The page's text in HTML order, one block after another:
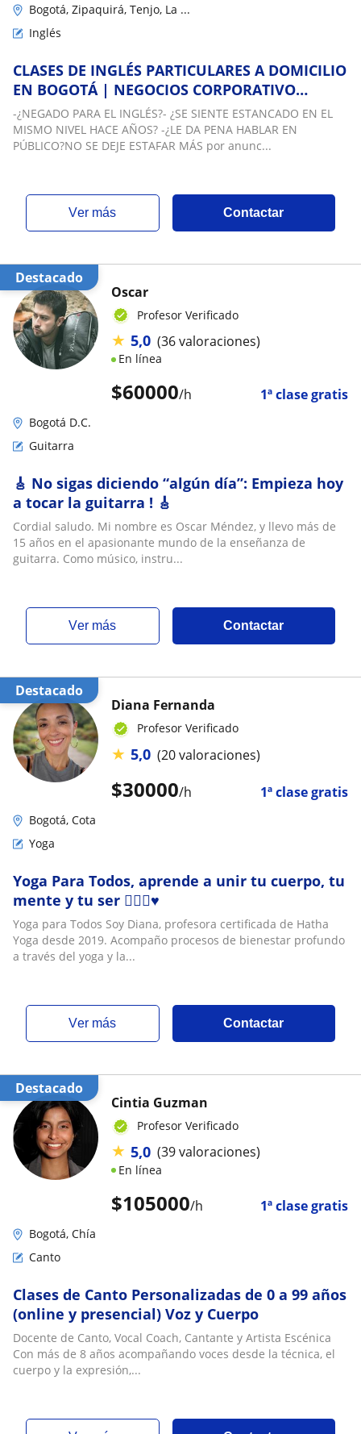
Bogotá, Zipaquirá, Tenjo, La ...
Inglés
CLASES DE INGLÉS PARTICULARES A DOMICILIO
EN BOGOTÁ | NEGOCIOS CORPORATIVO
INGENIERÍA Y SOFTWARE
-¿NEGADO PARA EL INGLÉS?- ¿SE SIENTE ESTANCADO EN EL
MISMO NIVEL HACE AÑOS? -¿LE DA PENA HABLAR EN
PÚBLICO?NO SE DEJE ESTAFAR MÁS por anunc...
ver más Contactar
Destacado
$60000/h 1ª clase gratis
Oscar
Profesor Verificado
★ 5,0 (36 valoraciones)
En línea
Bogotá D.C.
Guitarra
🎸 No sigas diciendo “algún día”: Empieza hoy
a tocar la guitarra ! 🎸
Cordial saludo. Mi nombre es Oscar Méndez, y llevo más de
15 años en el apasionante mundo de la enseñanza de
guitarra. Como músico, instru...
ver más Contactar
Destacado
$30000/h 1ª clase gratis
Diana Fernanda
Profesor Verificado
★ 5,0 (20 valoraciones)
Bogotá, Cota
Yoga
Yoga Para Todos, aprende a unir tu cuerpo, tu
mente y tu ser 🧘🏻‍♀️♥️
Yoga para Todos Soy Diana, profesora certificada de Hatha
Yoga desde 2019. Acompaño procesos de bienestar profundo
a través del yoga y la...
ver más Contactar
Destacado
$105000/h 1ª clase gratis
Cintia Guzman
Profesor Verificado
★ 5,0 (39 valoraciones)
En línea
Bogotá, Chía
Canto
Clases de Canto Personalizadas de 0 a 99 años
(online y presencial) Voz y Cuerpo
Docente de Canto, Vocal Coach, Cantante y Artista Escénica
Con más de 8 años acompañando voces desde la técnica, el
cuerpo y la expresión,...